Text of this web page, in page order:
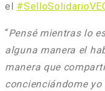
el
“Pensé mientras lo
alguna manera el
manera que
concienciándome